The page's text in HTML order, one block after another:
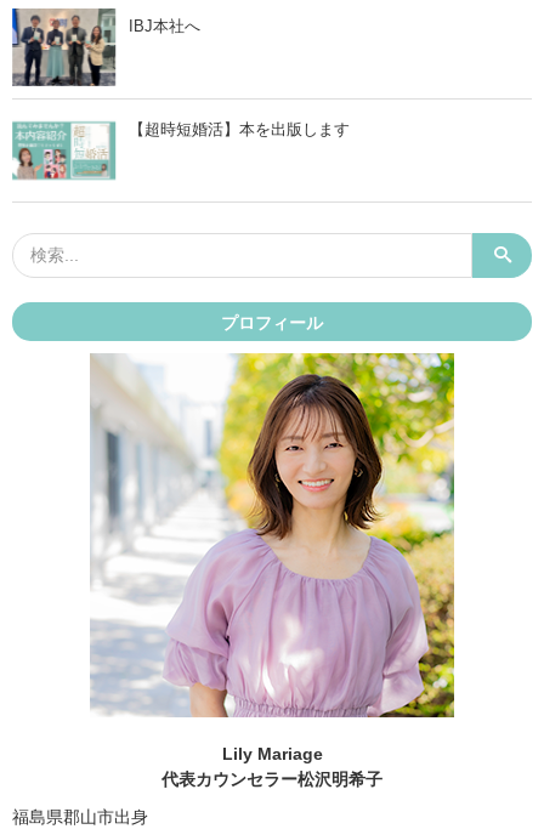
IBJ本社へ
【超時短婚活】本を出版します
プロフィール
Lily Mariage
代表カウンセラー松沢明希子
福島県郡山市出身